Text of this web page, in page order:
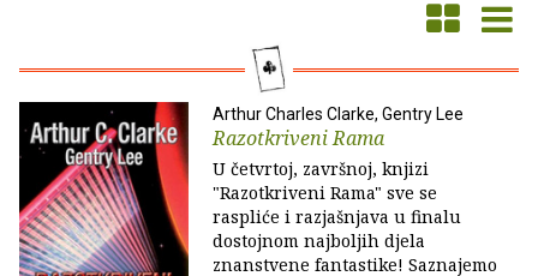
Arthur Charles Clarke, Gentry Lee
Razotkriveni Rama
U četvrtoj, završnoj, knjizi
"Razotkriveni Rama" sve se
raspliće i razjašnjava u finalu
dostojnom najboljih djela
znanstvene fantastike! Saznajemo